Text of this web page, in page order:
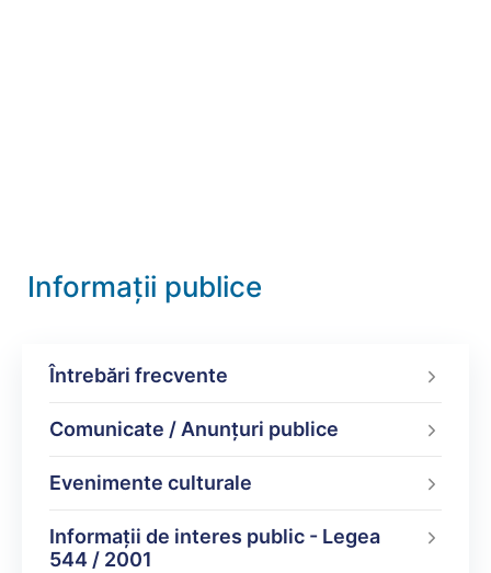
Informații publice
Întrebări frecvente
Comunicate / Anunțuri publice
Evenimente culturale
Informații de interes public - Legea
544 / 2001